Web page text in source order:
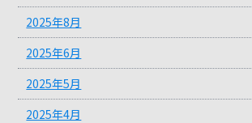
2025年8月
2025年6月
2025年5月
2025年4月